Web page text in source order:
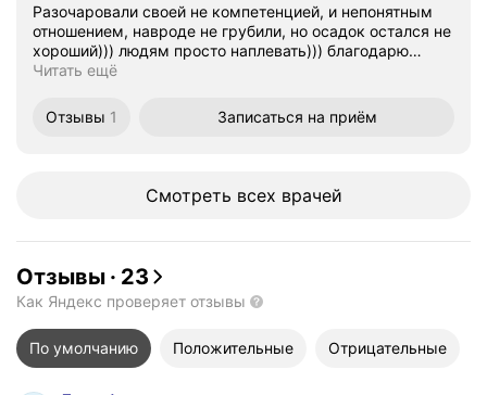
Разочаровали своей не компетенцией, и непонятным
отношением, навроде не грубили, но осадок остался не
хороший))) людям просто наплевать))) благодарю…
Читать ещё
Отзывы 1 Записаться на приём
Смотреть всех врачей
Отзывы · 23
Как Яндекс проверяет отзывы
По умолчанию Положительные Отрицательные